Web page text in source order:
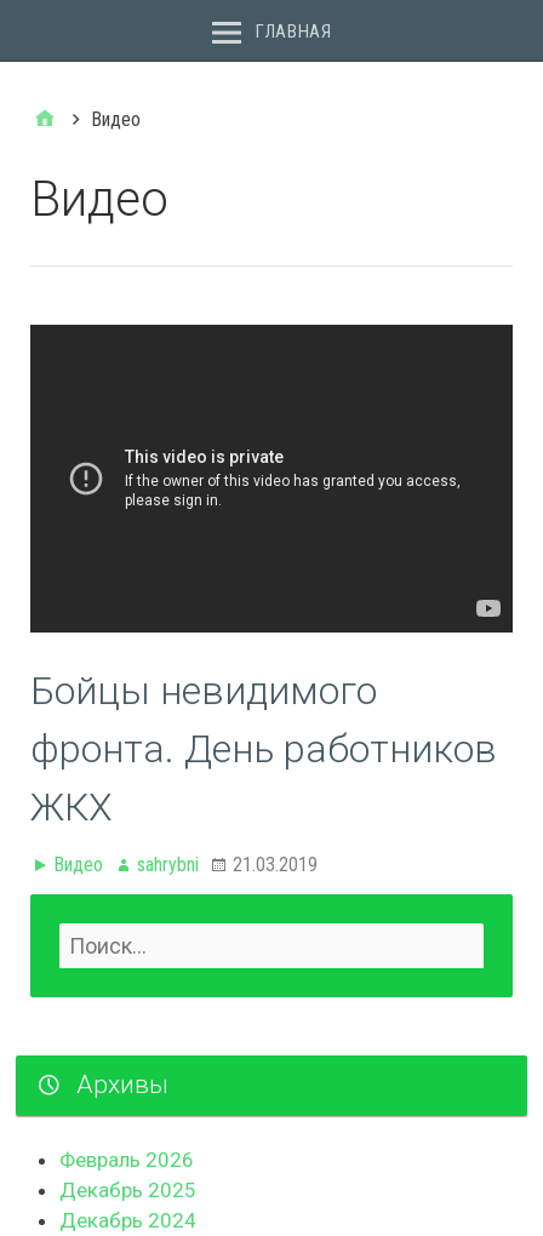
ГЛАВНАЯ
Видео
Видео
Бойцы невидимого
фронта. День работников
ЖКХ
Видео sahrybni 21.03.2019
Архивы
Февраль 2026
Декабрь 2025
Декабрь 2024